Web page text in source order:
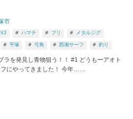
市
ハマチ ブリ メタルジグ
平塚 弓角 西湘サーフ 釣り
ラを発見し青物狙う！！ #1 どうもーアオト
フにやってきました！ 今年……